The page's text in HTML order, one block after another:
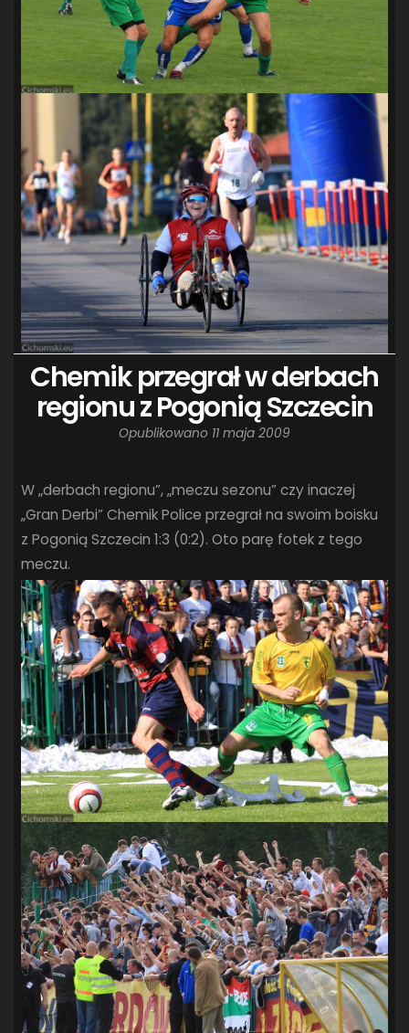
Chemik przegrał w derbach
regionu z Pogonią Szczecin
Opublikowano 11 maja 2009
W „derbach regionu”, „meczu sezonu” czy inaczej
„Gran Derbi” Chemik Police przegrał na swoim boisku
z Pogonią Szczecin 1:3 (0:2). Oto parę fotek z tego
meczu.